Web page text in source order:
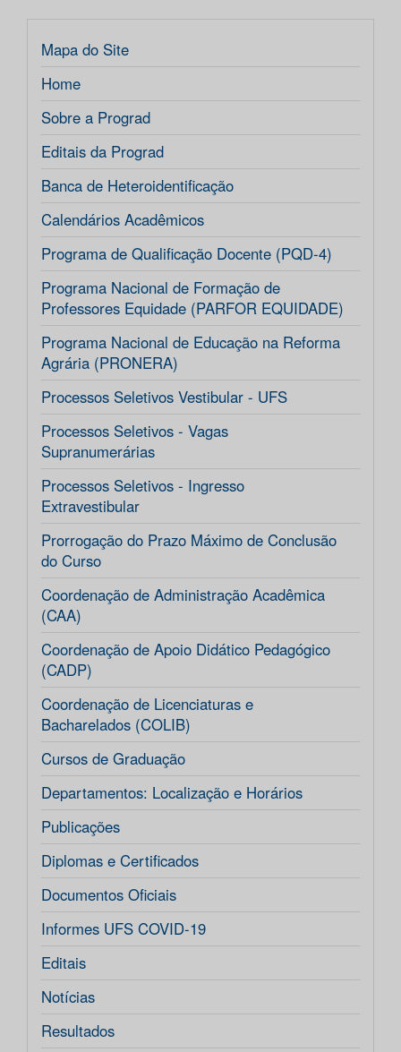
Mapa do Site
Home
Sobre a Prograd
Editais da Prograd
Banca de Heteroidentificação
Calendários Acadêmicos
Programa de Qualificação Docente (PQD-4)
Programa Nacional de Formação de
Professores Equidade (PARFOR EQUIDADE)
Programa Nacional de Educação na Reforma
Agrária (PRONERA)
Processos Seletivos Vestibular - UFS
Processos Seletivos - Vagas
Supranumerárias
Processos Seletivos - Ingresso
Extravestibular
Prorrogação do Prazo Máximo de Conclusão
do Curso
Coordenação de Administração Acadêmica
(CAA)
Coordenação de Apoio Didático Pedagógico
(CADP)
Coordenação de Licenciaturas e
Bacharelados (COLIB)
Cursos de Graduação
Departamentos: Localização e Horários
Publicações
Diplomas e Certificados
Documentos Oficiais
Informes UFS COVID-19
Editais
Notícias
Resultados